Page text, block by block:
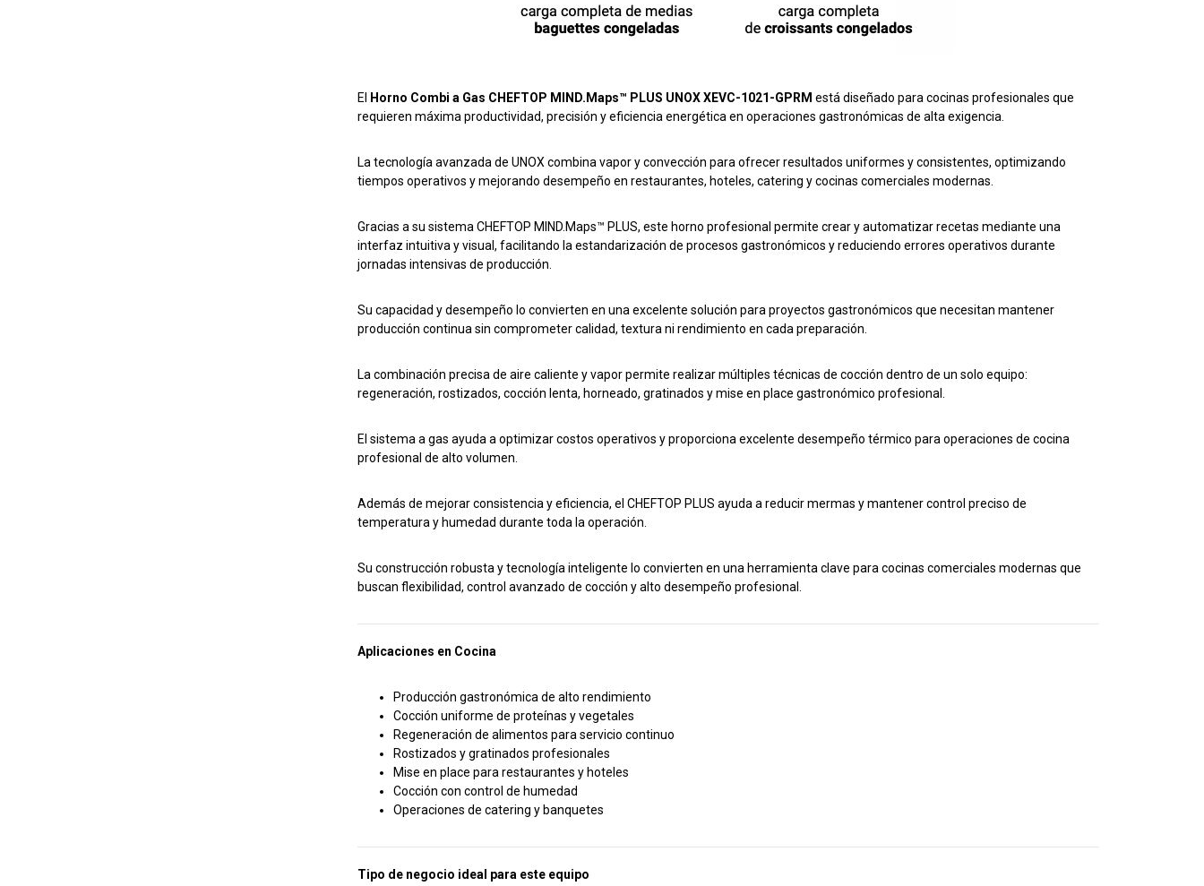
El Horno Combi a Gas CHEFTOP MIND.Maps™ PLUS UNOX XEVC-1021-GPRM está diseñado para cocinas profesionales que
requieren máxima productividad, precisión y eficiencia energética en operaciones gastronómicas de alta exigencia.
La tecnología avanzada de UNOX combina vapor y convección para ofrecer resultados uniformes y consistentes, optimizando
tiempos operativos y mejorando desempeño en restaurantes, hoteles, catering y cocinas comerciales modernas.
Gracias a su sistema CHEFTOP MIND.Maps™ PLUS, este horno profesional permite crear y automatizar recetas mediante una
interfaz intuitiva y visual, facilitando la estandarización de procesos gastronómicos y reduciendo errores operativos durante
jornadas intensivas de producción.
Su capacidad y desempeño lo convierten en una excelente solución para proyectos gastronómicos que necesitan mantener
producción continua sin comprometer calidad, textura ni rendimiento en cada preparación.
La combinación precisa de aire caliente y vapor permite realizar múltiples técnicas de cocción dentro de un solo equipo:
regeneración, rostizados, cocción lenta, horneado, gratinados y mise en place gastronómico profesional.
El sistema a gas ayuda a optimizar costos operativos y proporciona excelente desempeño térmico para operaciones de cocina
profesional de alto volumen.
Además de mejorar consistencia y eficiencia, el CHEFTOP PLUS ayuda a reducir mermas y mantener control preciso de
temperatura y humedad durante toda la operación.
Su construcción robusta y tecnología inteligente lo convierten en una herramienta clave para cocinas comerciales modernas que
buscan flexibilidad, control avanzado de cocción y alto desempeño profesional.
Aplicaciones en Cocina
Producción gastronómica de alto rendimiento
Cocción uniforme de proteínas y vegetales
Regeneración de alimentos para servicio continuo
Rostizados y gratinados profesionales
Mise en place para restaurantes y hoteles
Cocción con control de humedad
Operaciones de catering y banquetes
Tipo de negocio ideal para este equipo